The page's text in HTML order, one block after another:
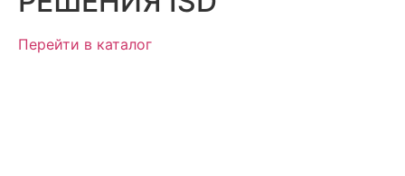
Перейти в каталог